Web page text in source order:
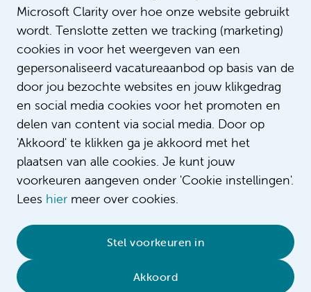
Microsoft Clarity over hoe onze website gebruikt
wordt. Tenslotte zetten we tracking (marketing)
cookies in voor het weergeven van een
gepersonaliseerd vacatureaanbod op basis van de
door jou bezochte websites en jouw klikgedrag
en social media cookies voor het promoten en
delen van content via social media. Door op
'Akkoord' te klikken ga je akkoord met het
plaatsen van alle cookies. Je kunt jouw
voorkeuren aangeven onder 'Cookie instellingen'.
Lees hier meer over cookies.
Stel voorkeuren in
Akkoord
Intro
de dagelijkse praktijk van het
ik mijn diensten flexibel plannen en is
te combineren met mijn studie
Anique en Wouter werken allebei als
het flexbureau van Amsterdam UMC.
benieuwd waarom het zo leuk is om
bijbaan te hebben?
Cookieverklaring • Sitemap